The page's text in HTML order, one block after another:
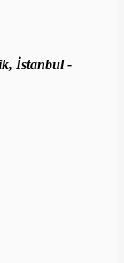
İstanbul -